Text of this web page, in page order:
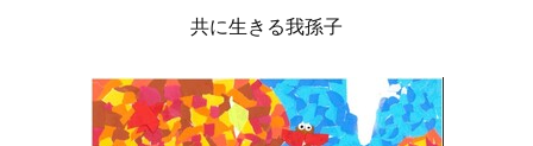
共に生きる我孫子